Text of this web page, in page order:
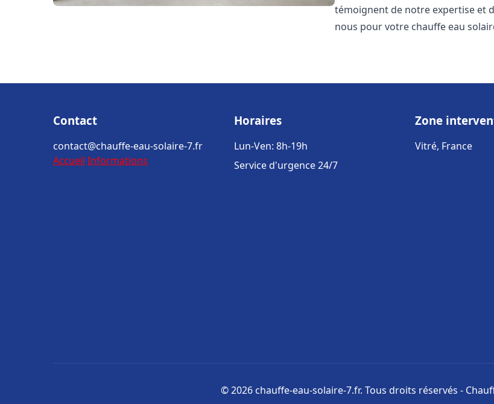
témoignent de notre expertise et
nous pour votre chauffe eau
Contact
contact@chauffe-eau-solaire-7.fr
Accueil Informations
Horaires
Lun-Ven: 8h-19h
Service d'urgence 24/7
Zone
Vitré, France
© 2026 chauffe-eau-solaire-7.fr. Tous droits réservés -